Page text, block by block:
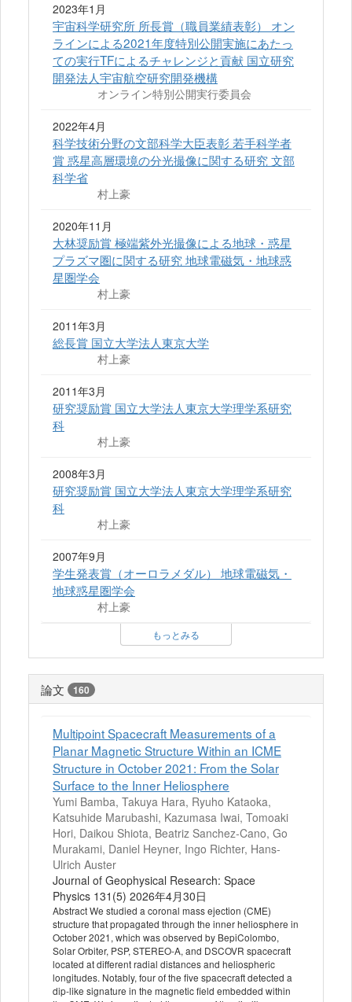
2023年1月
宇宙科学研究所 所長賞（職員業績表彰） オン
ラインによる2021年度特別公開実施にあたっ
ての実行TFによるチャレンジと貢献 国立研究
開発法人宇宙航空研究開発機構
オンライン特別公開実行委員会
2022年4月
科学技術分野の文部科学大臣表彰 若手科学者
賞 惑星高層環境の分光撮像に関する研究 文部
科学省
村上豪
2020年11月
大林奨励賞 極端紫外光撮像による地球・惑星
プラズマ圏に関する研究 地球電磁気・地球惑
星圏学会
村上豪
2011年3月
総長賞 国立大学法人東京大学
村上豪
2011年3月
研究奨励賞 国立大学法人東京大学理学系研究
科
村上豪
2008年3月
研究奨励賞 国立大学法人東京大学理学系研究
科
村上豪
2007年9月
学生発表賞（オーロラメダル） 地球電磁気・
地球惑星圏学会
村上豪
もっとみる
論文 160
Multipoint Spacecraft Measurements of a
Planar Magnetic Structure Within an ICME
Structure in October 2021: From the Solar
Surface to the Inner Heliosphere
Yumi Bamba, Takuya Hara, Ryuho Kataoka,
Katsuhide Marubashi, Kazumasa Iwai, Tomoaki
Hori, Daikou Shiota, Beatriz Sanchez‐Cano, Go
Murakami, Daniel Heyner, Ingo Richter, Hans‐
Ulrich Auster
Journal of Geophysical Research: Space
Physics 131(5) 2026年4月30日
Abstract We studied a coronal mass ejection (CME)
structure that propagated through the inner heliosphere in
October 2021, which was observed by BepiColombo,
Solar Orbiter, PSP, STEREO‐A, and DSCOVR spacecraft
located at different radial distances and heliospheric
longitudes. Notably, four of the five spacecraft detected a
dip‐like signature in the magnetic field embedded within